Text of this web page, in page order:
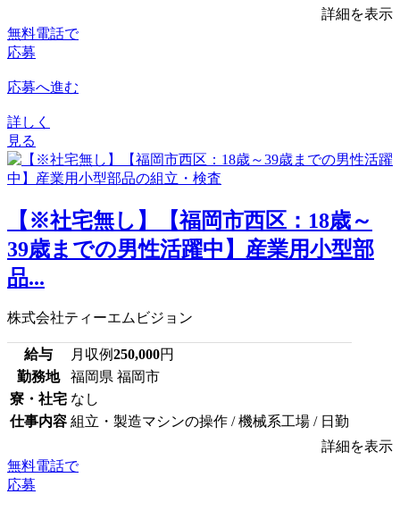
詳細を表示
無料電話で
応募
応募へ進む
詳しく
見る
【※社宅無し】【福岡市西区：18歳～
39歳までの男性活躍中】産業用小型部
品...
株式会社ティーエムビジョン
給与 月収例250,000円
勤務地
福岡県 福岡市
寮・社宅 なし
仕事内容 組立・製造マシンの操作 / 機械系工場 / 日勤
詳細を表示
無料電話で
応募